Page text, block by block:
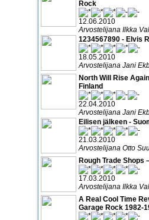
Rock
12.06.2010
Arvostelijana Ilkka
1234567890 - Elvis
18.05.2010
Arvostelijana Jani
North Will Rise
Finland
22.04.2010
Arvostelijana Jani
Eilisen jälkeen -
21.03.2010
Arvostelijana Otto
Rough Trade Shops
17.03.2010
Arvostelijana Ilkka
A Real Cool Time
Garage Rock 1982-